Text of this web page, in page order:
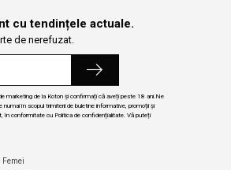
cu tendințele actuale.
de nerefuzat.
marketing de la Koton și confirmați că aveți peste 18 ani.Ne
în scopul trimiterii de buletine informative, promoții și
în conformitate cu Politica de confidențialitate. Vă puteți
Femei